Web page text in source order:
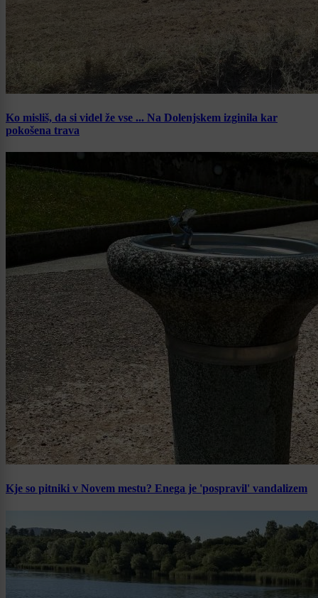
Ko misliš, da si videl že vse ... Na Dolenjskem izginila kar
pokošena trava
Kje so pitniki v Novem mestu? Enega je 'pospravil' vandalizem